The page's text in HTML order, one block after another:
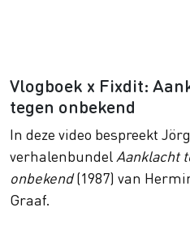
Vlogboek x Fixdit:
tegen onbekend
In deze video bespreekt
verhalenbundel Aanklacht
onbekend(1987) van
Graaf.